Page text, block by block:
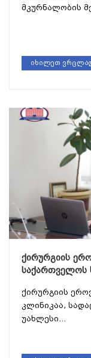
მკურნალობის
იხილეთ
ქირურგიის
საქართველოს
ქირურგიის
კლინიკაა,
უახლესი...